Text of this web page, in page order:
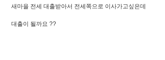
새마을 전세 대출받아서 전세쪽으로 이사가고싶은데
대출이 될까요 ??